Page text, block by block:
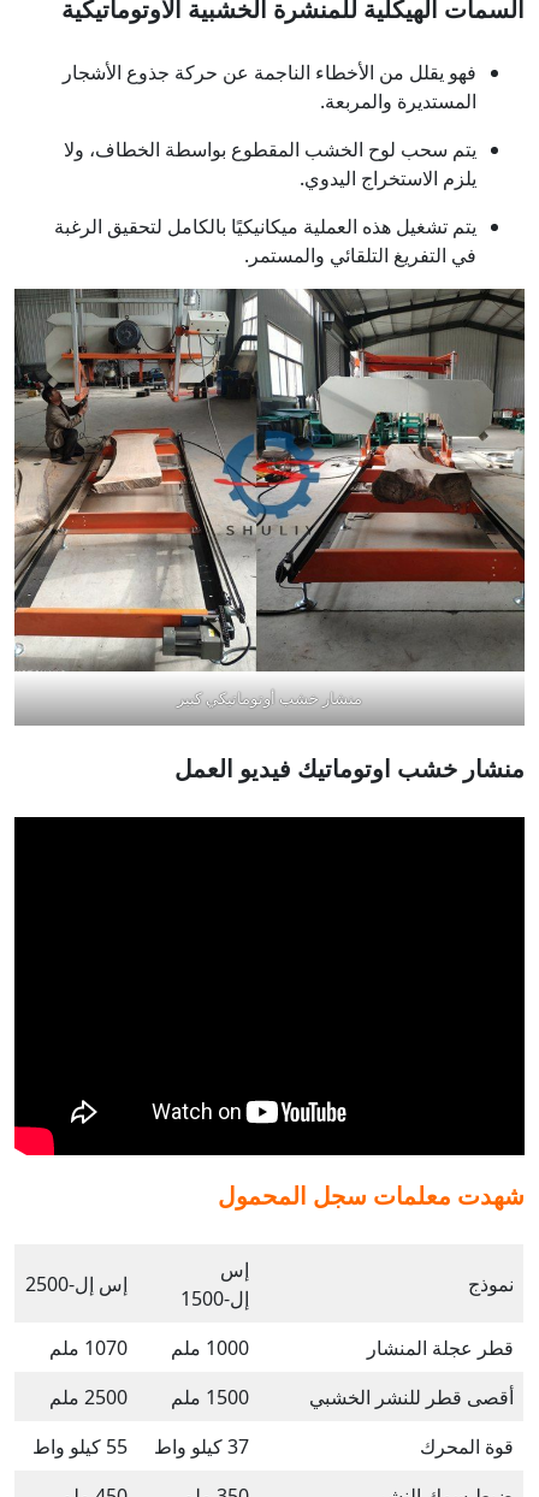
السمات الهيكلية للمنشرة الخشبية الأوتوماتيكية
فهو يقلل من الأخطاء الناجمة عن حركة جذوع الأشجار
المستديرة والمربعة.
يتم سحب لوح الخشب المقطوع بواسطة الخطاف، ولا
يلزم الاستخراج اليدوي.
يتم تشغيل هذه العملية ميكانيكيًا بالكامل لتحقيق الرغبة
في التفريغ التلقائي والمستمر.
منشار خشب أوتوماتيكي كبير
منشار خشب اوتوماتيك فيديو العمل
شهدت معلمات سجل المحمول
نموذج
إس
إل-1500
إس إل-2500
قطر عجلة المنشار 1000 ملم
1070 ملم
أقصى قطر للنشر الخشبي
1500 ملم
2500 ملم
قوة المحرك
37 كيلو واط
55 كيلو واط